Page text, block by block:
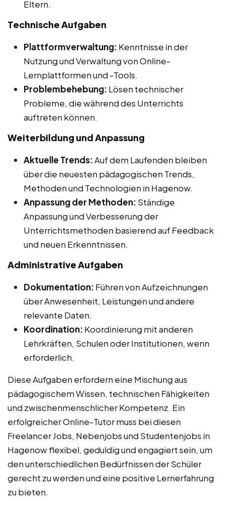
Eltern.
Technische Aufgaben
Plattformverwaltung: Kenntnisse in der
Nutzung und Verwaltung von Online-
Lernplattformen und -Tools.
Problembehebung: Lösen technischer
Probleme, die während des Unterrichts
auftreten können.
Weiterbildung und Anpassung
Aktuelle Trends:Auf dem Laufenden bleiben
über die neuesten pädagogischen Trends,
Methoden und Technologien in Hagenow.
Anpassung der Methoden: Ständige
Anpassung und Verbesserung der
Unterrichtsmethoden basierend auf Feedback
und neuen Erkenntnissen.
Administrative Aufgaben
Dokumentation: Führen von Aufzeichnungen
über Anwesenheit, Leistungen und andere
relevante Daten.
Koordination: Koordinierung mit anderen
Lehrkräften, Schulen oder Institutionen, wenn
erforderlich.
Diese Aufgaben erfordern eine Mischung aus
pädagogischem Wissen, technischen Fähigkeiten
und zwischenmenschlicher Kompetenz. Ein
erfolgreicher Online-Tutor muss bei diesen
Freelancer Jobs, Nebenjobs und Studentenjobs in
Hagenow flexibel, geduldig und engagiert sein, um
den unterschiedlichen Bedürfnissen der Schüler
gerecht zu werden und eine positive Lernerfahrung
zu bieten.